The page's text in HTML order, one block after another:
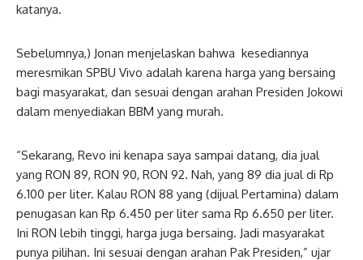
katanya.
Sebelumnya,) Jonan menjelaskan bahwa kesediannya
meresmikan SPBU Vivo adalah karena harga yang bersaing
bagi masyarakat, dan sesuai dengan arahan Presiden Jokowi
dalam menyediakan BBM yang murah.
“Sekarang, Revo ini kenapa saya sampai datang, dia jual
yang RON 89, RON 90, RON 92. Nah, yang 89 dia jual di Rp
6.100 per liter. Kalau RON 88 yang (dijual Pertamina) dalam
penugasan kan Rp 6.450 per liter sama Rp 6.650 per liter.
Ini RON lebih tinggi, harga juga bersaing. Jadi masyarakat
punya pilihan. Ini sesuai dengan arahan Pak Presiden,” ujar